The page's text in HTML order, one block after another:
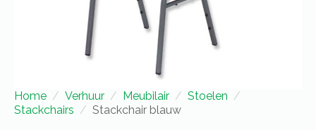
Home Verhuur Meubilair
Stoelen
Stackchairs
Stackchair blauw